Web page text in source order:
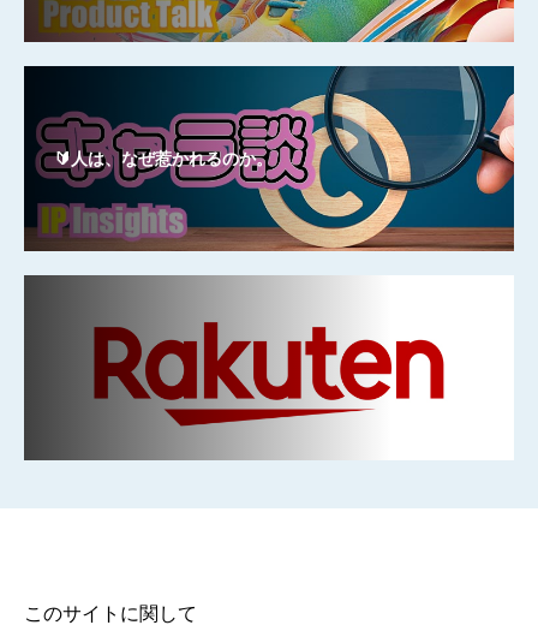
🔰人は、なぜ惹かれるのか。
このサイトに関して